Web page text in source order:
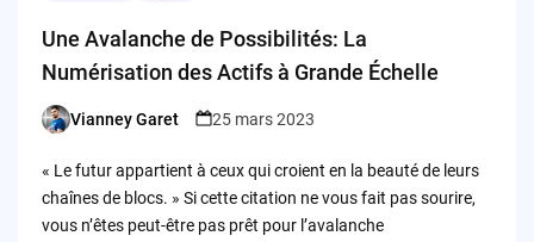
Une Avalanche de Possibilités: La
Numérisation des Actifs à Grande Échelle
Posted
Vianney Garet 25 mars 2023
« Le futur appartient à ceux qui croient en la beauté de leurs
chaînes de blocs. » Si cette citation ne vous fait pas sourire,
vous n’êtes peut-être pas prêt pour l’avalanche